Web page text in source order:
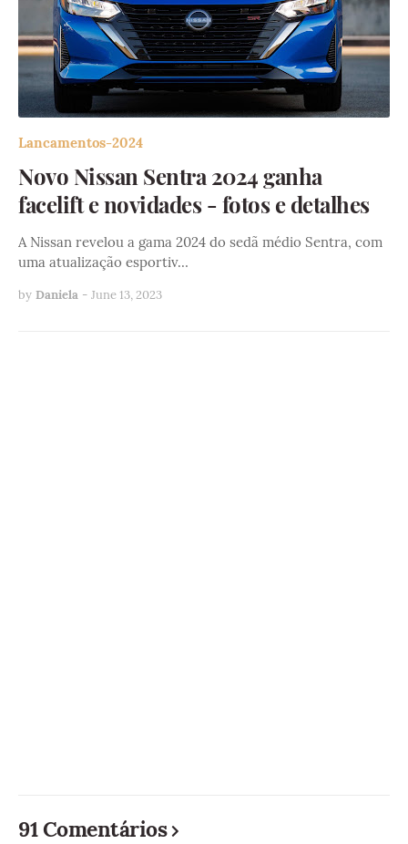
Lancamentos-2024
Novo Nissan Sentra 2024 ganha
facelift e novidades - fotos e detalhes
A Nissan revelou a gama 2024 do sedã médio Sentra, com
uma atualização esportiv…
by Daniela - June 13, 2023
91 Comentários